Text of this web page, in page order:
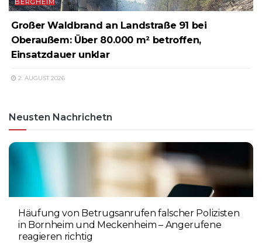
BERGHEIM
Großer Waldbrand an Landstraße 91 bei
Oberaußem: Über 80.000 m² betroffen,
Einsatzdauer unklar
2. AUGUST 2026
Neusten Nachrichetn
Häufung von Betrugsanrufen falscher Polizisten
in Bornheim und Meckenheim – Angerufene
reagieren richtig